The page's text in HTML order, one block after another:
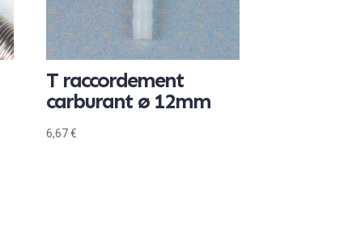
T raccordement
carburant ø 12mm
6,67€